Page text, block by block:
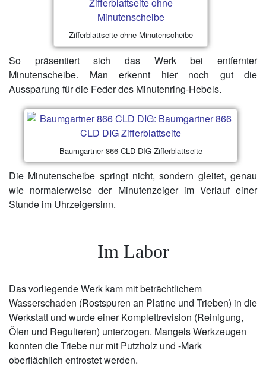
Zifferblattseite ohne Minutenscheibe
So präsentiert sich das Werk bei entfernter
Minutenscheibe. Man erkennt hier noch gut die
Aussparung für die Feder des Minutenring-Hebels.
Baumgartner 866 CLD DIG Zifferblattseite
Die Minutenscheibe springt nicht, sondern gleitet, genau
wie normalerweise der Minutenzeiger im Verlauf einer
Stunde im Uhrzeigersinn.
Im Labor
Das vorliegende Werk kam mit beträchtlichem
Wasserschaden (Rostspuren an Platine und Trieben) in die
Werkstatt und wurde einer Komplettrevision (Reinigung,
Ölen und Regulieren) unterzogen. Mangels Werkzeugen
konnten die Triebe nur mit Putzholz und -Mark
oberflächlich entrostet werden.